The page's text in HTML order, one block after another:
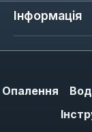
Інформація
Опалення